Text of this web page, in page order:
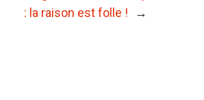
: la raison est folle !
→